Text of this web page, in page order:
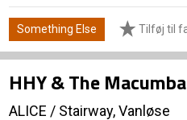
Something Else Tilføj til
HHY & The
ALICE / Stairway, Vanløse